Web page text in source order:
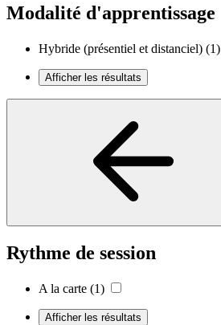
Modalité d'apprentissage
Hybride (présentiel et distanciel) (1)
Afficher les résultats
Rythme de session
A la carte (1)
Afficher les résultats